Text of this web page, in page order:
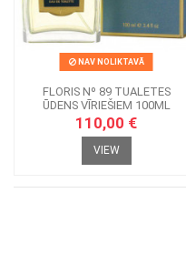
NAV NOLIKTAVĀ
FLORIS Nº 89 TUALETES
ŪDENS VĪRIEŠIEM 100ML
110,00 €
VIEW